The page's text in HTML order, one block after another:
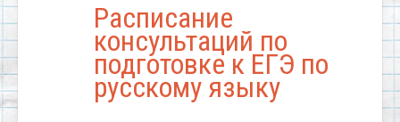
Расписание
консультаций по
подготовке к ЕГЭ по
русскому языку